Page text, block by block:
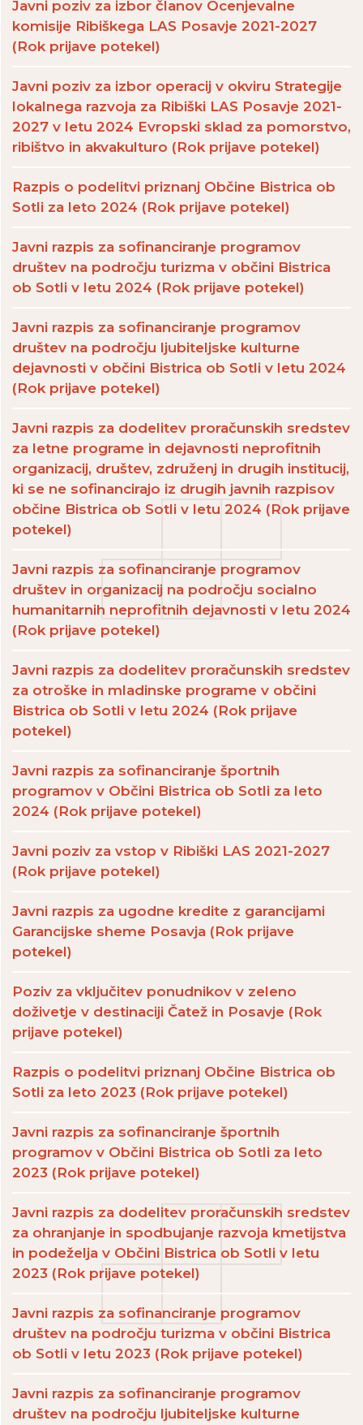
Javni poziv za izbor članov Ocenjevalne
komisije Ribiškega LAS Posavje 2021-2027
(Rok prijave potekel)
Javni poziv za izbor operacij v okviru Strategije
lokalnega razvoja za Ribiški LAS Posavje 2021-
2027 v letu 2024 Evropski sklad za pomorstvo,
ribištvo in akvakulturo (Rok prijave potekel)
Razpis o podelitvi priznanj Občine Bistrica ob
Sotli za leto 2024 (Rok prijave potekel)
Javni razpis za sofinanciranje programov
društev na področju turizma v občini Bistrica
ob Sotli v letu 2024 (Rok prijave potekel)
Javni razpis za sofinanciranje programov
društev na področju ljubiteljske kulturne
dejavnosti v občini Bistrica ob Sotli v letu 2024
(Rok prijave potekel)
Javni razpis za dodelitev proračunskih sredstev
za letne programe in dejavnosti neprofitnih
organizacij, društev, združenj in drugih institucij,
ki se ne sofinancirajo iz drugih javnih razpisov
občine Bistrica ob Sotli v letu 2024 (Rok prijave
potekel)
Javni razpis za sofinanciranje programov
društev in organizacij na področju socialno
humanitarnih neprofitnih dejavnosti v letu 2024
(Rok prijave potekel)
Javni razpis za dodelitev proračunskih sredstev
za otroške in mladinske programe v občini
Bistrica ob Sotli v letu 2024 (Rok prijave
potekel)
Javni razpis za sofinanciranje športnih
programov v Občini Bistrica ob Sotli za leto
2024 (Rok prijave potekel)
Javni poziv za vstop v Ribiški LAS 2021-2027
(Rok prijave potekel)
Javni razpis za ugodne kredite z garancijami
Garancijske sheme Posavja (Rok prijave
potekel)
Poziv za vključitev ponudnikov v zeleno
doživetje v destinaciji Čatež in Posavje (Rok
prijave potekel)
Razpis o podelitvi priznanj Občine Bistrica ob
Sotli za leto 2023 (Rok prijave potekel)
Javni razpis za sofinanciranje športnih
programov v Občini Bistrica ob Sotli za leto
2023 (Rok prijave potekel)
Javni razpis za dodelitev proračunskih sredstev
za ohranjanje in spodbujanje razvoja kmetijstva
in podeželja v Občini Bistrica ob Sotli v letu
2023 (Rok prijave potekel)
Javni razpis za sofinanciranje programov
društev na področju turizma v občini Bistrica
ob Sotli v letu 2023 (Rok prijave potekel)
Javni razpis za sofinanciranje programov
društev na področju ljubiteljske kulturne